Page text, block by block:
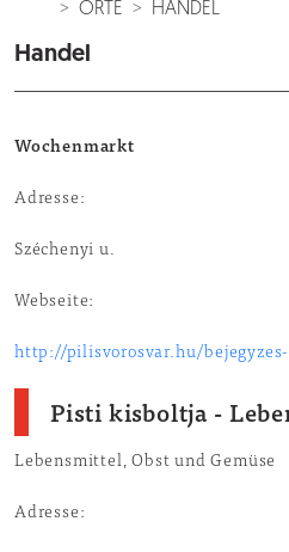
ORTE
HANDEL
Handel
Wochenmarkt
Adresse:
Széchenyi u.
Webseite:
http://pilisvorosvar.hu/
Pisti kisboltja -
Lebensmittel, Obst und Gemüse
Adresse: